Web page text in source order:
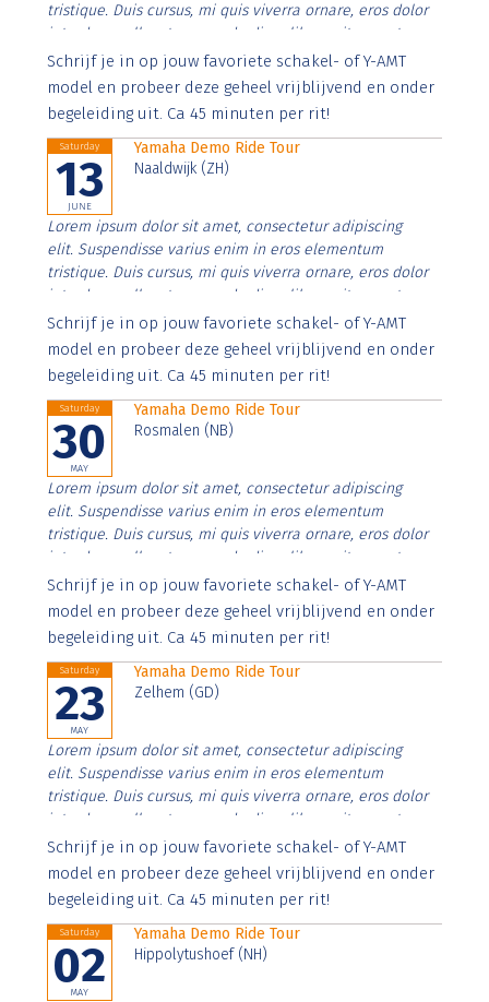
tristique. Duis cursus, mi quis viverra ornare, eros dolor
interdum nulla, ut commodo diam libero vitae erat.
Aenean faucibus nibh et justo cursus id rutrum lorem
imperdiet. Nunc ut sem vitae risus tristique posuere.
Schrijf je in op jouw favoriete schakel- of Y-AMT
model en probeer deze geheel vrijblijvend en onder
begeleiding uit. Ca 45 minuten per rit!
Saturday
13
JUNE
Yamaha Demo Ride Tour
Naaldwijk (ZH)
Lorem ipsum dolor sit amet, consectetur adipiscing
elit. Suspendisse varius enim in eros elementum
tristique. Duis cursus, mi quis viverra ornare, eros dolor
interdum nulla, ut commodo diam libero vitae erat.
Aenean faucibus nibh et justo cursus id rutrum lorem
imperdiet. Nunc ut sem vitae risus tristique posuere.
Schrijf je in op jouw favoriete schakel- of Y-AMT
model en probeer deze geheel vrijblijvend en onder
begeleiding uit. Ca 45 minuten per rit!
Saturday
30
MAY
Yamaha Demo Ride Tour
Rosmalen (NB)
Lorem ipsum dolor sit amet, consectetur adipiscing
elit. Suspendisse varius enim in eros elementum
tristique. Duis cursus, mi quis viverra ornare, eros dolor
interdum nulla, ut commodo diam libero vitae erat.
Aenean faucibus nibh et justo cursus id rutrum lorem
imperdiet. Nunc ut sem vitae risus tristique posuere.
Schrijf je in op jouw favoriete schakel- of Y-AMT
model en probeer deze geheel vrijblijvend en onder
begeleiding uit. Ca 45 minuten per rit!
Saturday
23
MAY
Yamaha Demo Ride Tour
Zelhem (GD)
Lorem ipsum dolor sit amet, consectetur adipiscing
elit. Suspendisse varius enim in eros elementum
tristique. Duis cursus, mi quis viverra ornare, eros dolor
interdum nulla, ut commodo diam libero vitae erat.
Aenean faucibus nibh et justo cursus id rutrum lorem
imperdiet. Nunc ut sem vitae risus tristique posuere.
Schrijf je in op jouw favoriete schakel- of Y-AMT
model en probeer deze geheel vrijblijvend en onder
begeleiding uit. Ca 45 minuten per rit!
Saturday
02
MAY
Yamaha Demo Ride Tour
Hippolytushoef (NH)